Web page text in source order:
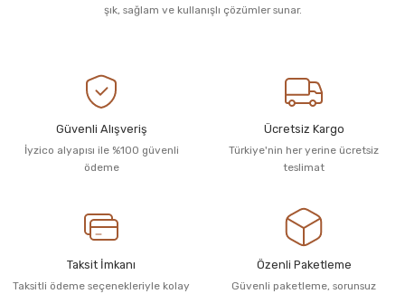
şık, sağlam ve kullanışlı çözümler sunar.
Güvenli Alışveriş
İyzico alyapısı ile %100 güvenli
ödeme
Ücretsiz Kargo
Türkiye'nin her yerine ücretsiz
teslimat
Taksit İmkanı
Taksitli ödeme seçenekleriyle kolay
Özenli Paketleme
Güvenli paketleme, sorunsuz